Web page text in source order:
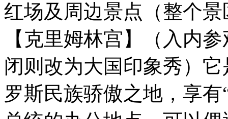
红场及周边景点（整个
【克里姆林宫】（入内
闭则改为大国印象秀）
罗斯民族骄傲之地，享